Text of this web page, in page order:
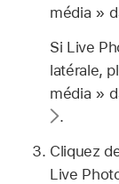
média »
Si Live
latérale,
média »
.
Cliquez
Live